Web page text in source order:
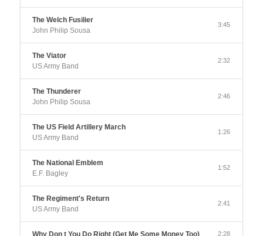
The Welch Fusilier
John Philip Sousa
3:45
The Viator
US Army Band
2:32
The Thunderer
John Philip Sousa
2:46
The US Field Artillery March
US Army Band
1:26
The National Emblem
E.F. Bagley
1:52
The Regiment's Return
US Army Band
2:41
Why Don t You Do Right (Get Me Some Money Too) 2:28